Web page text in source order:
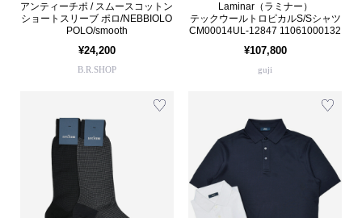
アンティーチポ / スムースコットン
ショートスリーブ ポロ/NEBBIOLO
POLO/smooth
¥24,200
B.R.SHOP
Laminar（ラミナー）
テックウールトロピカルS/Sシャツ
CM00014UL-12847 11061000132
¥107,800
guji